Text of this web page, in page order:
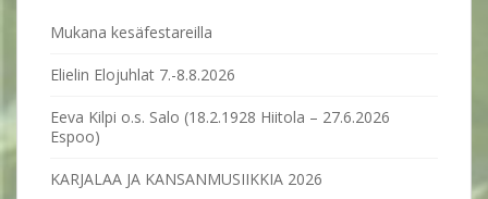
Mukana kesäfestareilla
Elielin Elojuhlat 7.-8.8.2026
Eeva Kilpi o.s. Salo (18.2.1928 Hiitola – 27.6.2026
Espoo)
KARJALAA JA KANSANMUSIIKKIA 2026